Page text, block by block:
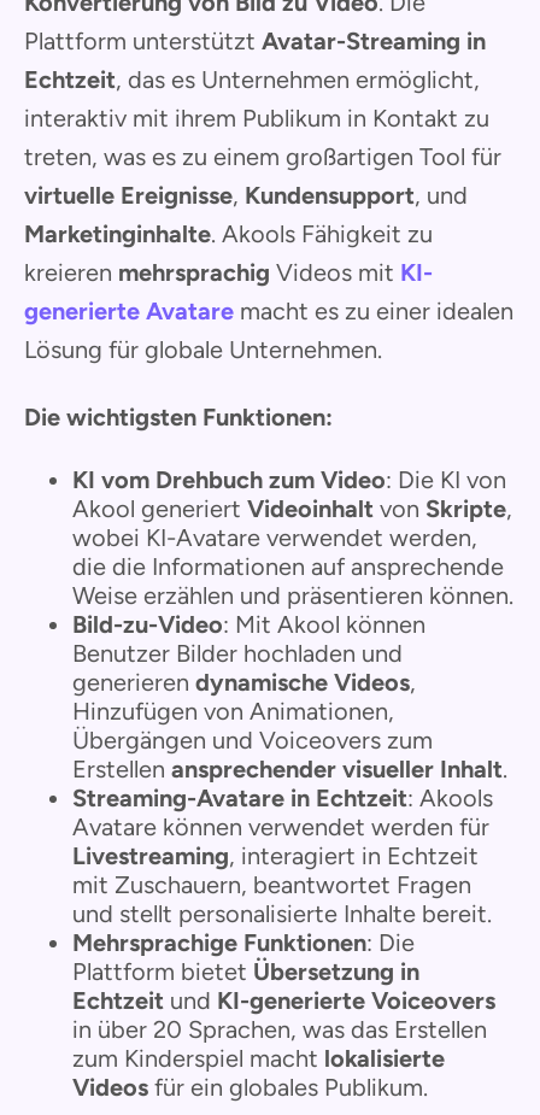
Plattform unterstützt Avatar-Streaming in
Echtzeit, das es Unternehmen ermöglicht,
interaktiv mit ihrem Publikum in Kontakt zu
treten, was es zu einem großartigen Tool für
virtuelle Ereignisse, Kundensupport, und
Marketinginhalte. Akools Fähigkeit zu
kreieren mehrsprachig Videos mit KI-
generierte Avatare macht es zu einer idealen
Lösung für globale Unternehmen.
Die wichtigsten Funktionen:
KI vom Drehbuch zum Video: Die KI von
Akool generiert Videoinhalt von Skripte,
wobei KI-Avatare verwendet werden,
die die Informationen auf ansprechende
Weise erzählen und präsentieren können.
Bild-zu-Video: Mit Akool können
Benutzer Bilder hochladen und
generieren dynamische Videos,
Hinzufügen von Animationen,
Übergängen und Voiceovers zum
Erstellen ansprechender visueller Inhalt.
Streaming-Avatare in Echtzeit: Akools
Avatare können verwendet werden für
Livestreaming, interagiert in Echtzeit
mit Zuschauern, beantwortet Fragen
und stellt personalisierte Inhalte bereit.
Mehrsprachige Funktionen: Die
Plattform bietet Übersetzung in
Echtzeit und KI-generierte Voiceovers
in über 20 Sprachen, was das Erstellen
zum Kinderspiel macht lokalisierte
Videos für ein globales Publikum.